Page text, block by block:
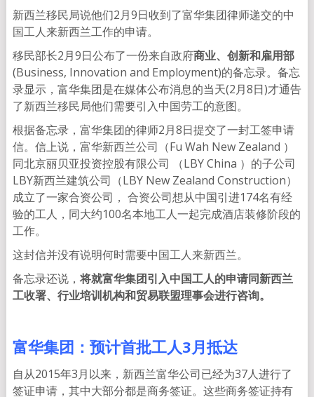
新西兰移民局说他们2月9日收到了富华集团律师递交的中
国工人来新西兰工作的申请。
移民部长2月9日公布了一份来自政府商业、创新和雇用部
(Business, Innovation and Employment)的备忘录。备忘
录显示，富华集团是在媒体公布消息的当天(2月8日)才通告
了新西兰移民局他们需要引入中国劳工的意图。
根据备忘录，富华集团的律师2月8日提交了一封工签申请
信。信上说，富华新西兰公司（Fu Wah New Zealand ）
同北京丽贝亚投资控股有限公司 （LBY China ）的子公司
LBY新西兰建筑公司（LBY New Zealand Construction）
成立了一家合资公司， 合资公司想从中国引进174名有经
验的工人，同大约100名本地工人一起完成酒店装修阶段的
工作。
这封信并没有说明何时需要中国工人来新西兰。
备忘录还说，将就富华集团引入中国工人的申请同新西兰
工收署、行业培训机构和贸易联盟理事会进行咨询。
富华集团：预计首批工人3月抵达
自从2015年3月以来，新西兰富华公司已经为37人进行了
签证申请，其中大部分都是商务签证。这些商务签证持有